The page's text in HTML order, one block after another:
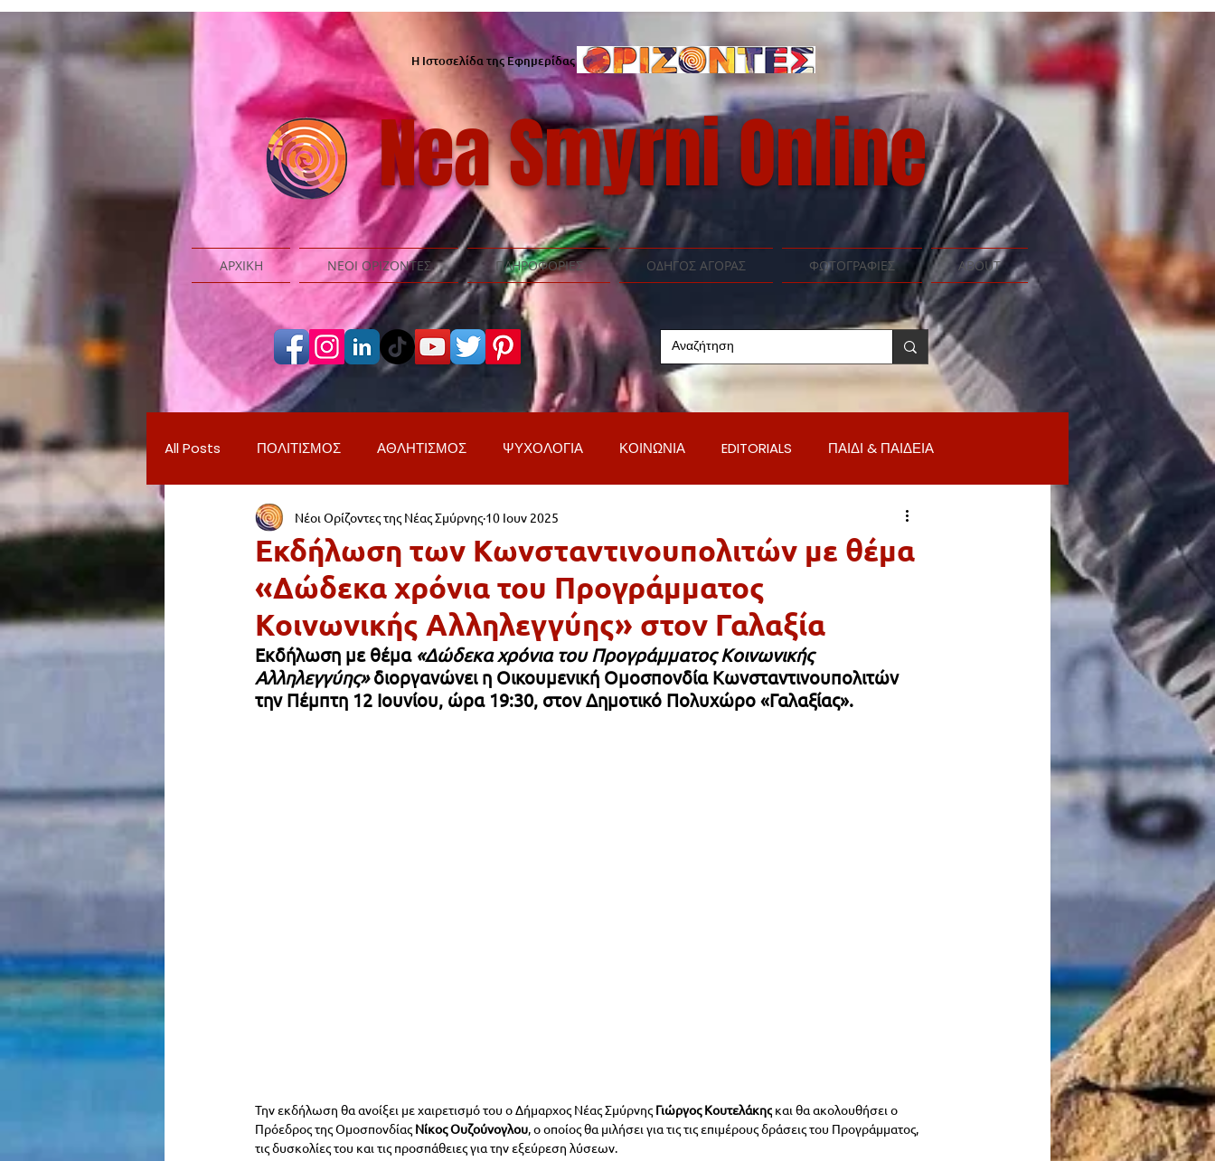
Η Ιστοσελίδα της Εφημερίδας
Nea Smyrni Online
ΑΡΧΙΚΗ ΝΕΟΙ ΟΡΙΖΟΝΤΕΣ ΠΛΗΡΟΦΟΡΙΕΣ ΟΔΗΓΟΣ ΑΓΟΡΑΣ ΦΩΤΟΓΡΑΦΙΕΣ ABOUT
All Posts ΠΟΛΙΤΙΣΜΟΣ ΑΘΛΗΤΙΣΜΟΣ ΨΥΧΟΛΟΓΙΑ ΚΟΙΝΩΝΙΑ EDITORIALS ΠΑΙΔΙ & ΠΑΙΔΕΙΑ
ΔΗΜΟΣ ΝΕΑΣ ΣΜΥΡΝΗΣ ΠΡΟΣΩΠΑ & ΑΠΟΨΕΙΣ ΟΙΚΟΝΟΜΙΑ & ΑΓΟΡΑ
ΨΥΧΑΓΩΓΙΑ ΕΡΓΑΣΙΑ ΕΚΚΛΗΣΙΑ ΕΠΙΣΤΗΜΗ & ΤΕΧΝΟΛΟΓΙΑ ΦΥΣΗ & ΠΕΡΙΒΑΛΛΟΝ
ΠΑΡΑΠΟΝΑ ΔΗΜΟΤΩΝ ΣΥΓΚΟΙΝΩΝΙΑ & ΔΡΟΜΟΙ ΕΡΓΑ & ΥΠΟΔΟΜΕΣ ΦΙΛΟΖΩΙΑ ΚΑΘΑΡΙΟΤΗΤΑ
Εκδήλωση των Κωνσταντινουπολιτών με θέμα
«Δώδεκα χρόνια του Προγράμματος
Κοινωνικής Αλληλεγγύης» στον Γαλαξία
Νέοι Ορίζοντες της Νέας Σμύρνης 10 Ιουν 2025
Εκδήλωση με θέμα «Δώδεκα χρόνια του Προγράμματος Κοινωνικής
Αλληλεγγύης» διοργανώνει η Οικουμενική Ομοσπονδία Κωνσταντινουπολιτών
την Πέμπτη 12 Ιουνίου, ώρα 19:30, στον Δημοτικό Πολυχώρο «Γαλαξίας».
Την εκδήλωση θα ανοίξει με χαιρετισμό του ο Δήμαρχος Νέας Σμύρνης Γιώργος Κουτελάκης και θα ακολουθήσει ο
Πρόεδρος της Ομοσπονδίας Νίκος Ουζούνογλου , ο οποίος θα μιλήσει για τις τις επιμέρους δράσεις του Προγράμματος,
τις δυσκολίες του και τις προσπάθειες για την εξεύρεση λύσεων.